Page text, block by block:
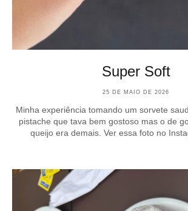
Super Soft
25 DE MAIO DE 2026
Minha experiência tomando um sorvete
pistache que tava bem gostoso mas o de
queijo era demais. Ver essa foto no